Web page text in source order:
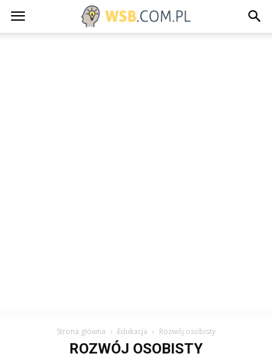
Strona główna Edukacja Rozwój osobisty
ROZWÓJ OSOBISTY